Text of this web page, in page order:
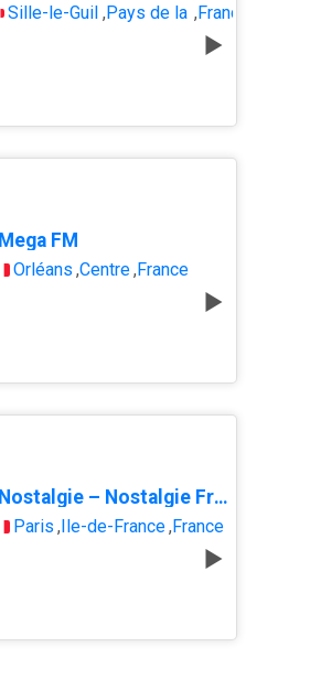
Sille-le-Guillaume
,Pays de la Loire
,France
Mega FM
Orléans ,Centre,France
Nostalgie – Nostalgie Francais 90
Paris , Île-de-France,France